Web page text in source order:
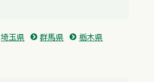
埼玉県 群馬県
栃木県